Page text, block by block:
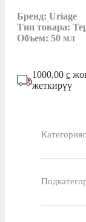
Бренд: Uriage
Тип товара:
Объем: 50 мл
1000,00 с
жеткирүү